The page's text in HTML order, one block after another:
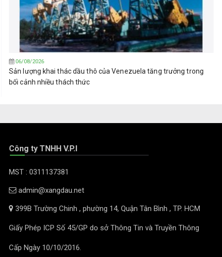
06/08/2026
Sản lượng khai thác dầu thô của Venezuela tăng trưởng trong
bối cảnh nhiều thách thức
Công ty TNHH V.P.I
MST : 0311137381
admin@xangdau.net
399B Trường Chinh , phường 14, Quận Tân Bình , TP. HCM
Giấy Phép ICP Số 45/GP do sở Thông Tin và Truyền Thông
Cấp Ngày 10/10/2016.